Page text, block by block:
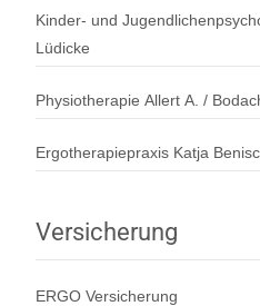
Kinder- und
Lüdicke
Physiotherapie Allert A. /
Ergotherapiepraxis Katja
Versicherung
ERGO Versicherung